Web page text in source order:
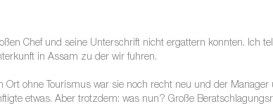
Chef und seine Unterschrift nicht ergattern konnten. Ich
in Assam zu der wir fuhren.
ohne Tourismus war sie noch recht neu und der
etwas. Aber trotzdem: was nun? Große